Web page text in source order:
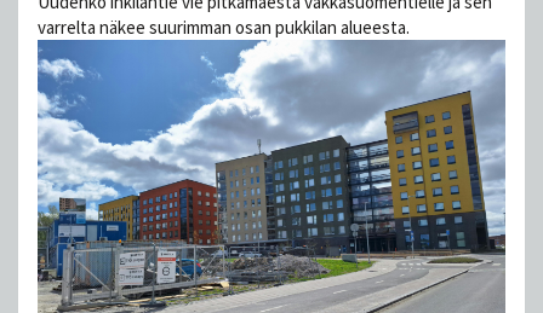
varrelta näkee suurimman osan pukkilan alueesta.